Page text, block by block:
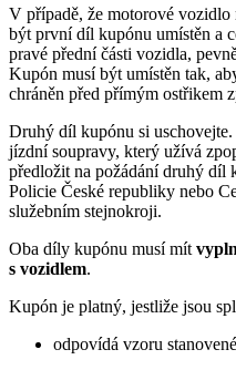
V případě, že motorové
být první díl kupónu umístěn a
pravé přední části vozidla,
Kupón musí být umístěn tak,
chráněn před přímým ostřikem
Druhý díl kupónu si
jízdní soupravy, který užívá
předložit na požádání druhý díl
Policie České republiky nebo
služebním stejnokroji.
Oba díly kupónu musí mít
s vozidlem.
Kupón je platný, jestliže jsou
odpovídá vzoru